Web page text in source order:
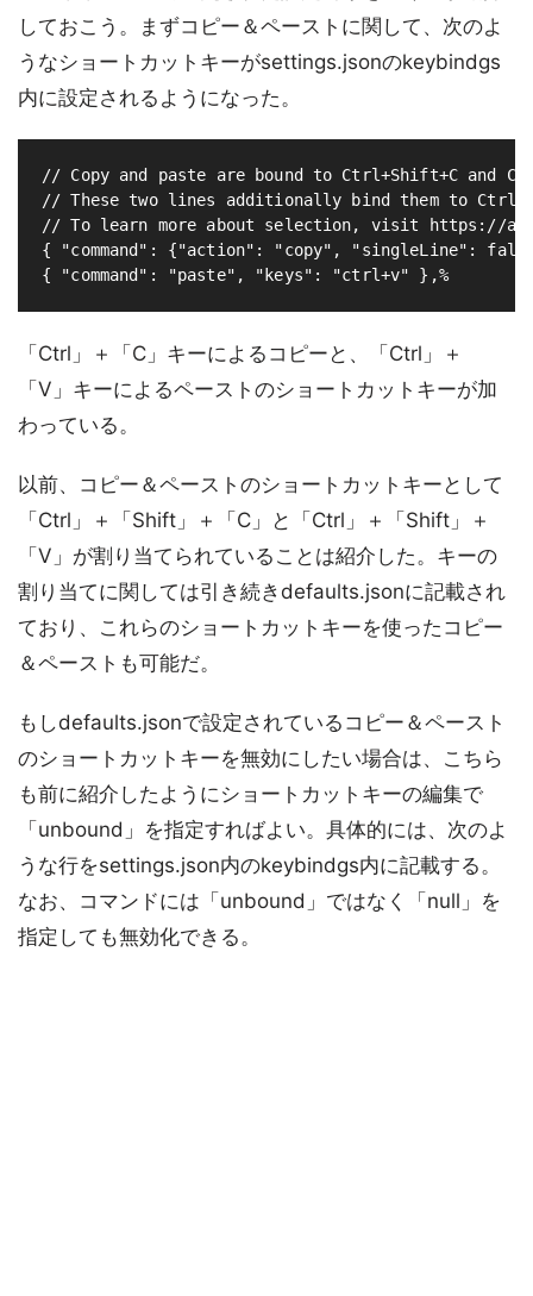
しておこう。まずコピー＆ペーストに関して、次のよ
うなショートカットキーがsettings.jsonのkeybindgs
内に設定されるようになった。
// Copy and paste are bound to Ctrl+Shift+C and
// These two lines additionally bind them to
// To learn more about selection, visit https://
{ "command": {"action": "copy", "singleLine":
{ "command": "paste", "keys": "ctrl+v" },%
「Ctrl」＋「C」キーによるコピーと、「Ctrl」＋
「V」キーによるペーストのショートカットキーが加
わっている。
以前、コピー＆ペーストのショートカットキーとして
「Ctrl」＋「Shift」＋「C」と「Ctrl」＋「Shift」＋
「V」が割り当てられていることは紹介した。キーの
割り当てに関しては引き続きdefaults.jsonに記載され
ており、これらのショートカットキーを使ったコピー
＆ペーストも可能だ。
もしdefaults.jsonで設定されているコピー＆ペースト
のショートカットキーを無効にしたい場合は、こちら
も前に紹介したようにショートカットキーの編集で
「unbound」を指定すればよい。具体的には、次のよ
うな行をsettings.json内のkeybindgs内に記載する。
なお、コマンドには「unbound」ではなく「null」を
指定しても無効化できる。